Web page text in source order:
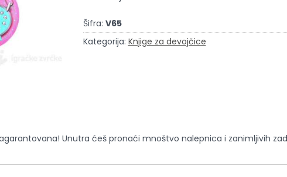
Šifra: V65
Kategorija: Knjige za devojčice
Unutra ćeš pronaći mnoštvo nalepnica i zanimljivih